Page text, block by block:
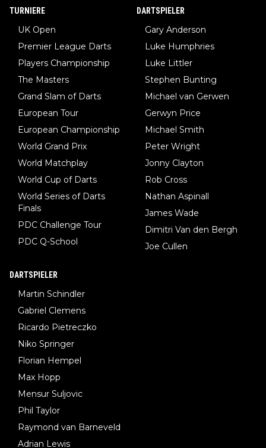
TURNIERE
UK Open
Premier League Darts
Players Championship
The Masters
Grand Slam of Darts
European Tour
European Championship
World Grand Prix
World Matchplay
World Cup of Darts
World Series of Darts
Finals
PDC Challenge Tour
PDC Q-School
DARTSPIELER
Gary Anderson
Luke Humphries
Luke Littler
Stephen Bunting
Michael van Gerwen
Gerwyn Price
Michael Smith
Peter Wright
Jonny Clayton
Rob Cross
Nathan Aspinall
James Wade
Dimitri Van den Bergh
Joe Cullen
DARTSPIELER
Martin Schindler
Gabriel Clemens
Ricardo Pietreczko
Niko Springer
Florian Hempel
Max Hopp
Mensur Suljovic
Phil Taylor
Raymond van Barneveld
Adrian Lewis